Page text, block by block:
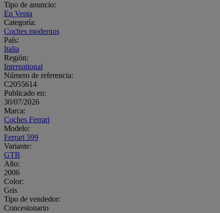
Tipo de anuncio:
En Venta
Categoría:
Coches modernos
País:
Italia
Región:
International
Número de referencia:
C2055614
Publicado en:
30/07/2026
Marca:
Coches Ferrari
Modelo:
Ferrari 599
Variante:
GTB
Año:
2006
Color:
Gris
Tipo de vendedor:
Concesionario